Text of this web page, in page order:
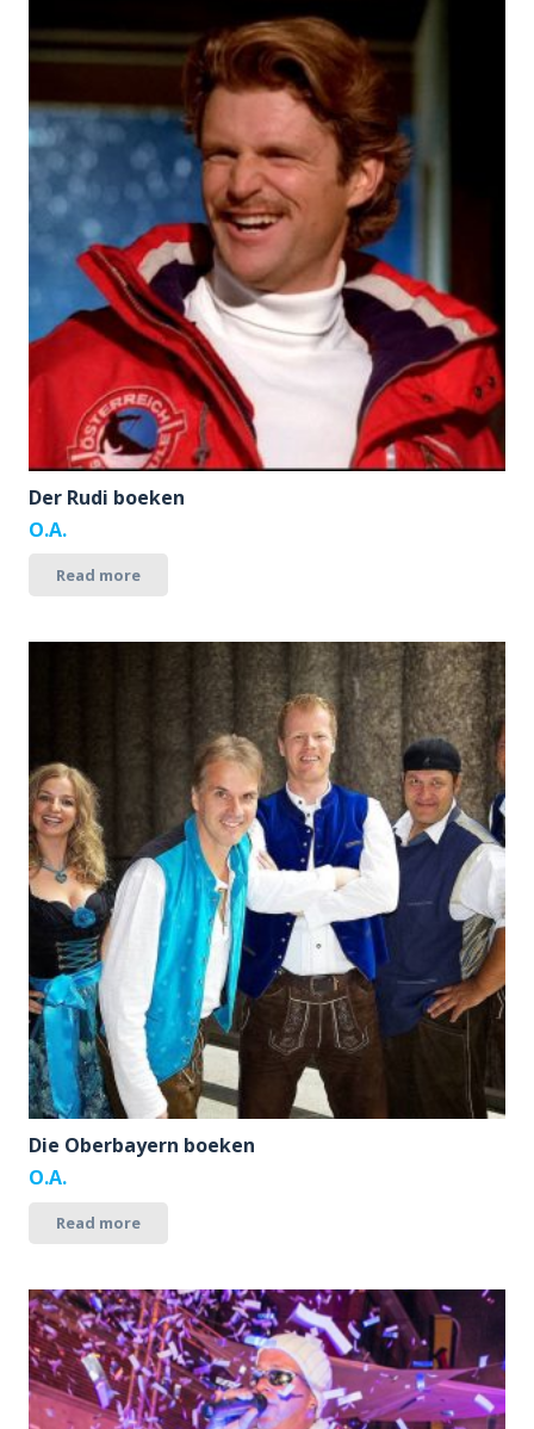
Der Rudi boeken
O.A.
Read more
Die Oberbayern boeken
O.A.
Read more